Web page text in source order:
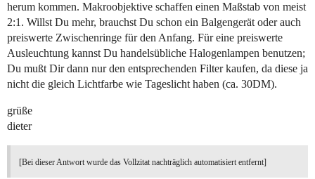
herum kommen. Makroobjektive schaffen einen Maßstab von meist
2:1. Willst Du mehr, brauchst Du schon ein Balgengerät oder auch
preiswerte Zwischenringe für den Anfang. Für eine preiswerte
Ausleuchtung kannst Du handelsübliche Halogenlampen benutzen;
Du mußt Dir dann nur den entsprechenden Filter kaufen, da diese ja
nicht die gleich Lichtfarbe wie Tageslicht haben (ca. 30DM).
grüße
dieter
[Bei dieser Antwort wurde das Vollzitat nachträglich automatisiert entfernt]